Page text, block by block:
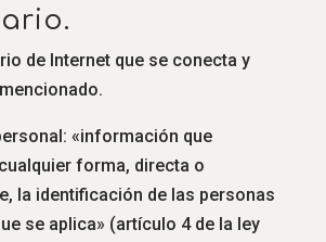
de Internet que se conecta y
«información que
forma, directa o
la identificación de las personas
se aplica» (artículo 4 de la ley